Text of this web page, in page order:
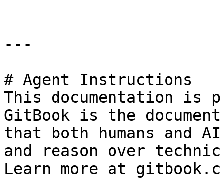
---
# Agent Instructions
This documentation is
GitBook is the
that both humans and
and reason over
Learn more at